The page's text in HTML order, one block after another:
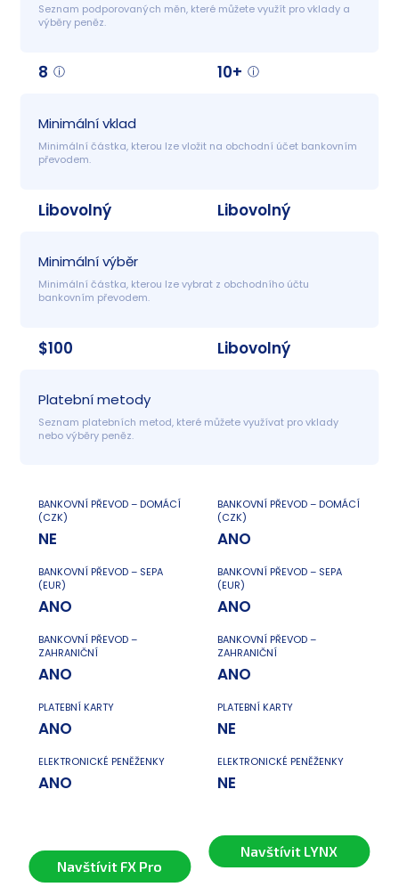
Seznam podporovaných měn, které můžete využít pro vklady a
výběry peněz.
8 10+
Minimální vklad
Minimální částka, kterou lze vložit na obchodní účet bankovním
převodem.
Libovolný Libovolný
Minimální výběr
Minimální částka, kterou lze vybrat z obchodního účtu
bankovním převodem.
$100 Libovolný
Platební metody
Seznam platebních metod, které můžete využívat pro vklady
nebo výběry peněz.
BANKOVNÍ PŘEVOD – DOMÁCÍ
(CZK)
NE
BANKOVNÍ PŘEVOD – SEPA
(EUR)
ANO
BANKOVNÍ PŘEVOD –
ZAHRANIČNÍ
ANO
PLATEBNÍ KARTY
ANO
ELEKTRONICKÉ PENĚŽENKY
ANO
BANKOVNÍ PŘEVOD – DOMÁCÍ
(CZK)
ANO
BANKOVNÍ PŘEVOD – SEPA
(EUR)
ANO
BANKOVNÍ PŘEVOD –
ZAHRANIČNÍ
ANO
PLATEBNÍ KARTY
NE
ELEKTRONICKÉ PENĚŽENKY
NE
Navštívit FX Pro
Navštívit LYNX